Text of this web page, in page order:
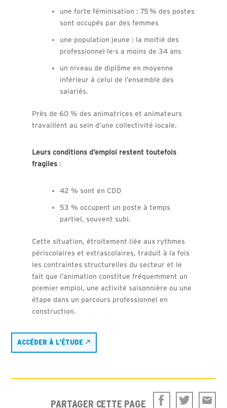
une forte féminisation : 75 % des postes
sont occupés par des femmes
une population jeune : la moitié des
professionnel·le·s a moins de 34 ans
un niveau de diplôme en moyenne
inférieur à celui de l’ensemble des
salariés.
Près de 60 % des animatrices et animateurs
travaillent au sein d’une collectivité locale.
Leurs conditions d’emploi restent toutefois
fragiles :
42 % sont en CDD
53 % occupent un poste à temps
partiel, souvent subi.
Cette situation, étroitement liée aux rythmes
périscolaires et extrascolaires, traduit à la fois
les contraintes structurelles du secteur et le
fait que l’animation constitue fréquemment un
premier emploi, une activité saisonnière ou une
étape dans un parcours professionnel en
construction.
ACCÉDER À L’ÉTUDE
PARTAGER CETTE PAGE